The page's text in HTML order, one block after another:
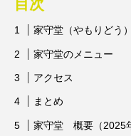
目次
家守堂（やもりどう
家守堂のメニュー
アクセス
まとめ
家守堂 概要（2025